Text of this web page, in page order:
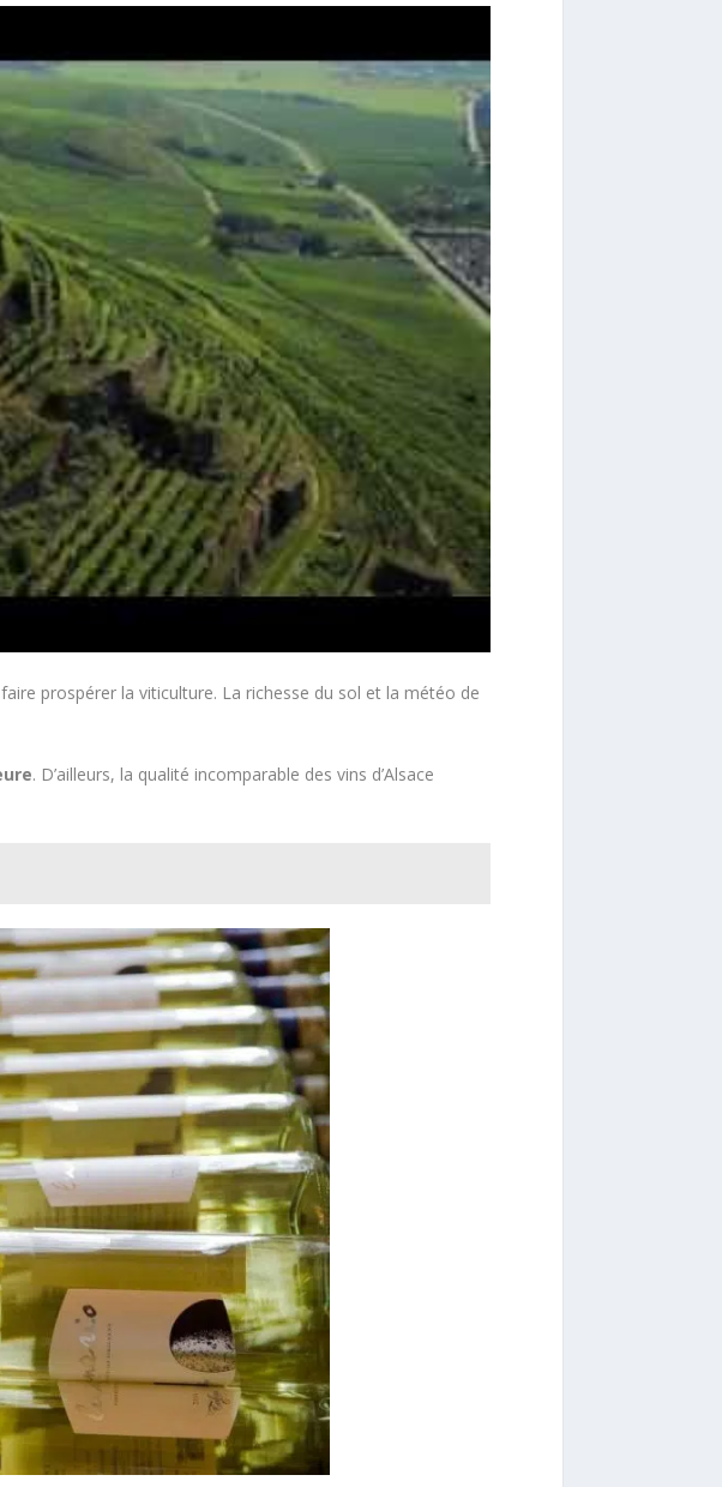
prospérer la viticulture. La richesse du sol et la météo de
. D’ailleurs, la qualité incomparable des vins d’Alsace